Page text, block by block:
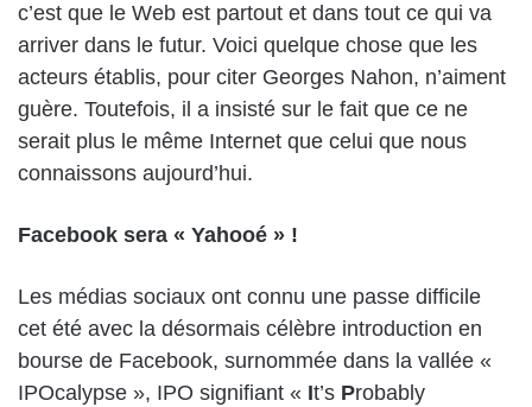
c’est que le Web est partout et dans tout ce qui va
arriver dans le futur. Voici quelque chose que les
acteurs établis, pour citer Georges Nahon, n’aiment
guère. Toutefois, il a insisté sur le fait que ce ne
serait plus le même Internet que celui que nous
connaissons aujourd’hui.
Facebook sera « Yahooé » !
Les médias sociaux ont connu une passe difficile
cet été avec la désormais célèbre introduction en
bourse de Facebook, surnommée dans la vallée «
IPOcalypse », IPO signifiant « It’s Probably